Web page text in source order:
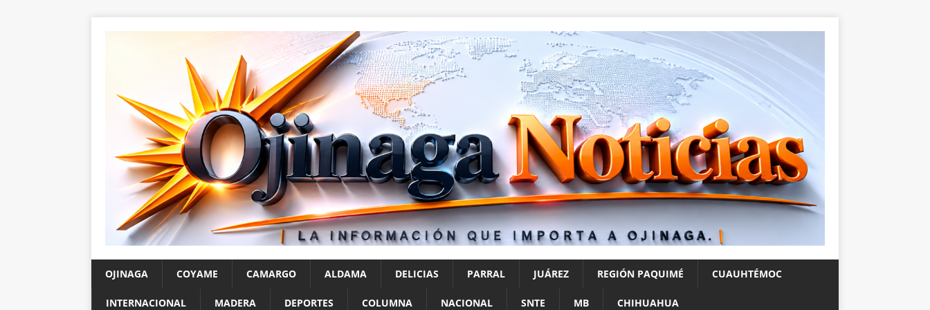
OJINAGA COYAME CAMARGO ALDAMA DELICIAS PARRAL JUÁREZ REGIÓN PAQUIMÉ CUAUHTÉMOC
INTERNACIONAL MADERA DEPORTES COLUMNA NACIONAL SNTE MB CHIHUAHUA